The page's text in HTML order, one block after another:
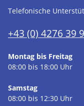
Telefonische
+43 (0) 4276 39
Montag bis Freitag
08:00 bis 18:00 Uhr
Samstag
08:00 bis 12:30 Uhr